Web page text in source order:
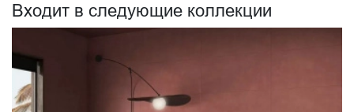
Входит в следующие коллекции